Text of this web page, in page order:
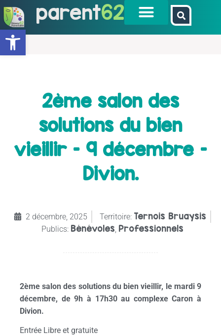
Ouvrir la barre d’outils
parent62
2ème salon des
solutions du bien
vieillir – 9 décembre –
Divion.
2 décembre, 2025 Territoire: Ternois Bruaysis
Publics: Bénévoles Professionnels
2ème salon des solutions du bien vieillir, le mardi 9
décembre, de 9h à 17h30 au complexe Caron à
Divion.
Entrée Libre et gratuite